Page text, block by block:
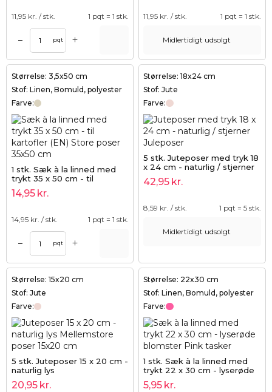
11,95 kr. / stk. 1 pqt = 1 stk.
– pqt +
11,95 kr. / stk. 1 pqt = 1 stk.
Midlertidigt udsolgt
Størrelse: 3,5x50 cm
Stof: Linen, Bomuld, polyester
Farve:
1 stk. Sæk à la linned med
trykt 35 x 50 cm - til
kartofler (EN)
14,95 kr.
14,95 kr. / stk. 1 pqt = 1 stk.
– pqt +
Størrelse: 18x24 cm
Stof: Jute
Farve:
5 stk. Juteposer med tryk 18
x 24 cm - naturlig / stjerner
42,95 kr.
8,59 kr. / stk. 1 pqt = 5 stk.
Midlertidigt udsolgt
Størrelse: 15x20 cm
Stof: Jute
Farve:
5 stk. Juteposer 15 x 20 cm -
naturlig lys
20,95 kr.
Størrelse: 22x30 cm
Stof: Linen, Bomuld, polyester
Farve:
1 stk. Sæk à la linned med
trykt 22 x 30 cm - lyserøde
blomster
5,95 kr.